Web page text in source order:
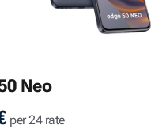
Neo
per 24 rate